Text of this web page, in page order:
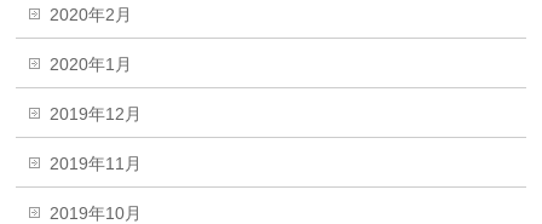
2020年2月
2020年1月
2019年12月
2019年11月
2019年10月